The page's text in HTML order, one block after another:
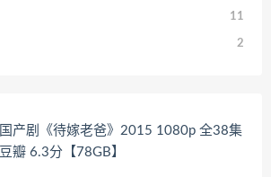
11
2
国产剧《待嫁老爸》2015 1080p 全38集
豆瓣 6.3分【78GB】